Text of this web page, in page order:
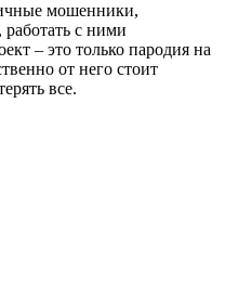
мошенники,
с ними
– это только пародия на
от него стоит
все.